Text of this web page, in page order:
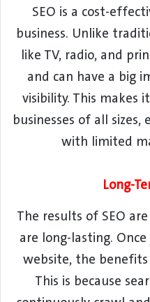
SEO is a cost-
business. Unlike
like TV, radio, and
and can have a big
visibility. This
businesses of all sizes,
with limited
Long-
The results of SEO
are long-lasting.
website, the
This is because